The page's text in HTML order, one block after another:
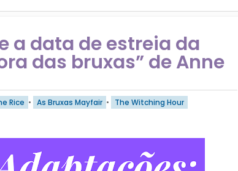
a data de estreia da
das bruxas” de Anne
Rice • As Bruxas Mayfair • The Witching Hour